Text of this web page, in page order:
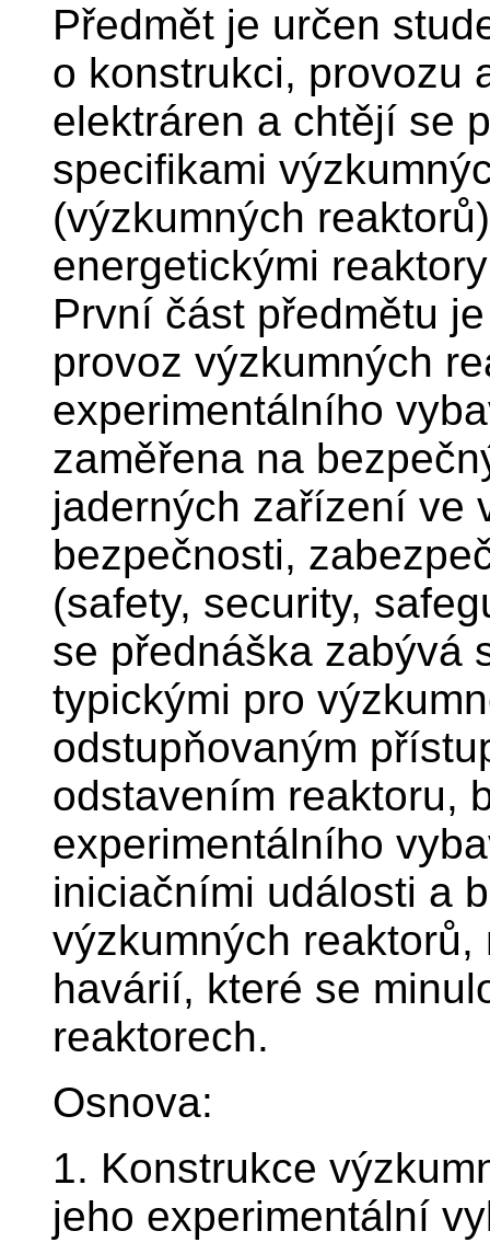
Předmět je určen
o konstrukci, provozu
elektráren a chtějí se
specifikami
(výzkumných
energetickými
První část předmětu
provoz výzkumných
experimentálního
zaměřena na
jaderných zařízení ve
bezpečnosti,
(safety, security,
se přednáška zabývá
typickými pro
odstupňovaným
odstavením reaktoru,
experimentálního
iniciačními události a
výzkumných
havárií, které se
reaktorech.
Osnova:
1. Konstrukce
jeho experimentální